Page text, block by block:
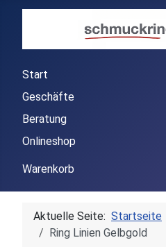
Start
Geschäfte
Beratung
Onlineshop
Warenkorb
Aktuelle Seite: Startseite
Ring Linien Gelbgold